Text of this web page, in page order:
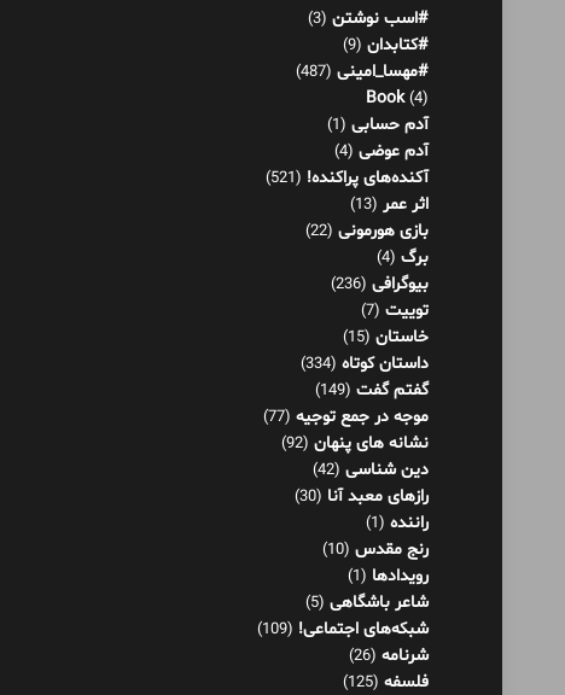
#اسب نوشتن (3)
#کتابدان (9)
#مهسا_امینی (487)
Book(4)
آدم حسابی (1)
آدم عوضی (4)
آکنده‌های پراکنده! (521)
اثر عمر (13)
بازی هورمونی (22)
برگ (4)
بیوگرافی (236)
توییت (7)
خاستان (15)
داستان کوتاه (334)
گفتم گفت (149)
موجه در جمع توجیه (77)
نشانه های پنهان (92)
دین شناسی (42)
رازهای معبد آنا (30)
راننده (1)
رنج مقدس (10)
رویدادها (1)
شاعر باشگاهی (5)
شبکه‌های اجتماعی! (109)
شرنامه (26)
فلسفه (125)